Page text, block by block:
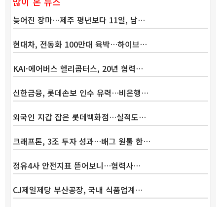
늦어진 장마…제주 평년보다 11일, 남…
현대차, 전동화 100만대 육박…하이브…
KAI·에어버스 헬리콥터스, 20년 협력…
신한금융, 롯데손보 인수 유력…비은행…
외국인 지갑 잡은 롯데백화점…실적도…
크래프톤, 3조 투자 성과…배그 원툴 한…
정유4사 안전지표 뜯어보니…협력사…
CJ제일제당 부산공장, 국내 식품업계…